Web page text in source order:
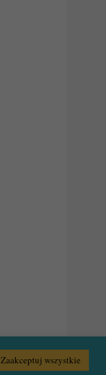
Zaakceptuj wszystkie